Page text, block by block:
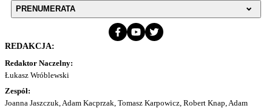
PRENUMERATA
REDAKCJA:
Redaktor Naczelny:
Łukasz Wróblewski
Zespół:
Joanna Jaszczuk, Adam Kacprzak, Tomasz Karpowicz, Robert Knap, Adam